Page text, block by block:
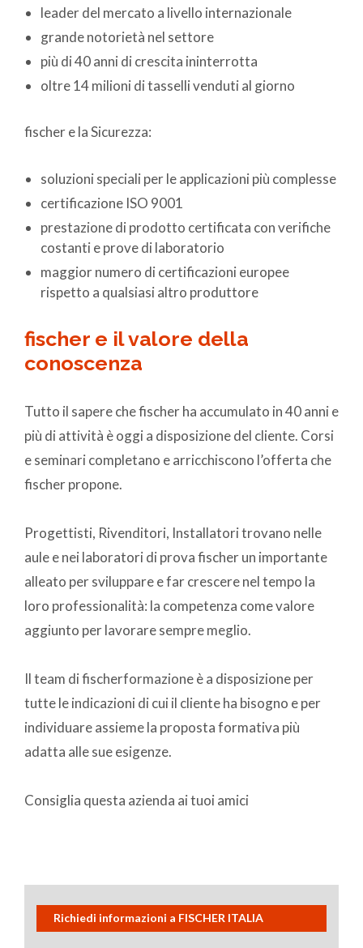
leader del mercato a livello internazionale
grande notorietà nel settore
più di 40 anni di crescita ininterrotta
oltre 14 milioni di tasselli venduti al giorno
fischer e la Sicurezza:
soluzioni speciali per le applicazioni più complesse
certificazione ISO 9001
prestazione di prodotto certificata con verifiche
costanti e prove di laboratorio
maggior numero di certificazioni europee
rispetto a qualsiasi altro produttore
fischer e il valore della
conoscenza
Tutto il sapere che fischer ha accumulato in 40 anni e
più di attività è oggi a disposizione del cliente. Corsi
e seminari completano e arricchiscono l’offerta che
fischer propone.
Progettisti, Rivenditori, Installatori trovano nelle
aule e nei laboratori di prova fischer un importante
alleato per sviluppare e far crescere nel tempo la
loro professionalità: la competenza come valore
aggiunto per lavorare sempre meglio.
Il team di fischerformazione è a disposizione per
tutte le indicazioni di cui il cliente ha bisogno e per
individuare assieme la proposta formativa più
adatta alle sue esigenze.
Consiglia questa azienda ai tuoi amici
Richiedi informazioni a FISCHER ITALIA